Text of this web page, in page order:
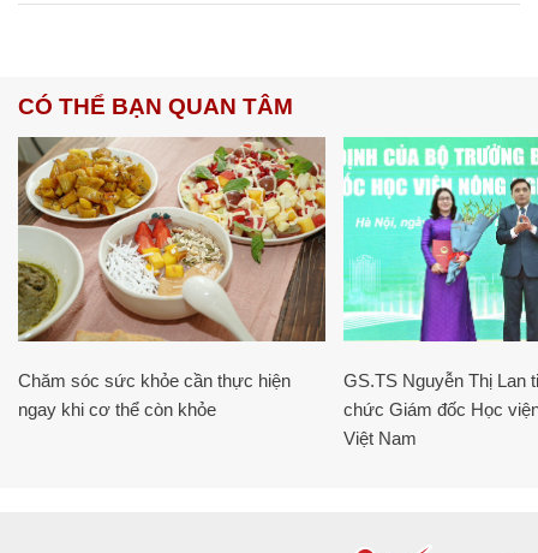
CÓ THỂ BẠN QUAN TÂM
Chăm sóc sức khỏe cần thực hiện
ngay khi cơ thể còn khỏe
GS.TS Nguyễn Thị Lan
chức Giám đốc Học
Việt Nam